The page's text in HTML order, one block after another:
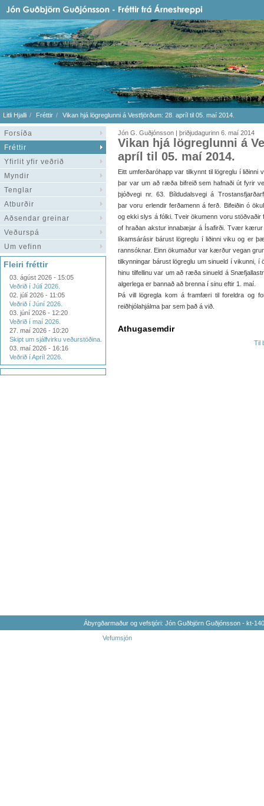
Litli Hjalli Fréttir Vikan hjá lögreglunni á Vestfjörðum: 28. apríl til 05. maí 2014.
Forsíða
Fréttir
Yfirlit yfir veðrið
Myndir
Tenglar
Atburðir
Aðsendar greinar
Veðurspá
Um vefinn
Fleiri fréttir
03. ágúst 2026 - 15:05
Veðrið í Júlí 2026.
02. júlí 2026 - 11:05
Veðrið í Júní 2026.
03. júní 2026 - 12:20
Veðrið í maí 2026.
27. maí 2026 - 10:20
Skipt um sjálfvirku veðurstöðina.
03. maí 2026 - 16:16
Veðrið í Apríl 2026.
Jón G. Guðjónsson | þriðjudagurinn 6. maí 2014
Vikan hjá lögreglunni á
apríl til 05. maí 2014.
Eitt umferðaróhapp var tilkynnt til lögreglu í liðinni
þar var um að ræða bifreið sem hafnaði út fyrir
þjóðvegi nr. 63. Bíldudalsvegi á
þar voru erlendir ferðamenn á ferð. Bifeiðin ó
og ekki slys á fólki. Tveir ökumenn voru stöðvaðir
of hraðan akstur innabæjar á Ísafirði. Tvær kærur
líkamsárásir bárust lögreglu í liðinni viku og er
rannsóknar. Einn ökumaður var kærður vegan
tilkynningar bárust lögreglu um sinueld í vikunni,
hinu tilfellinu var um að ræða sinueld á
algerlega er bannað að brenna í sinu eftir 1. maí.
Þá vill lögregla kom á framfæri til foreldra og
reiðhjólahjálma þar sem það á við.
Athugasemdir
Til
Ábyrgðarmaður og vefstjóri: Jón Guðbjörn Guðjónsson - kt-
Vefumsjón